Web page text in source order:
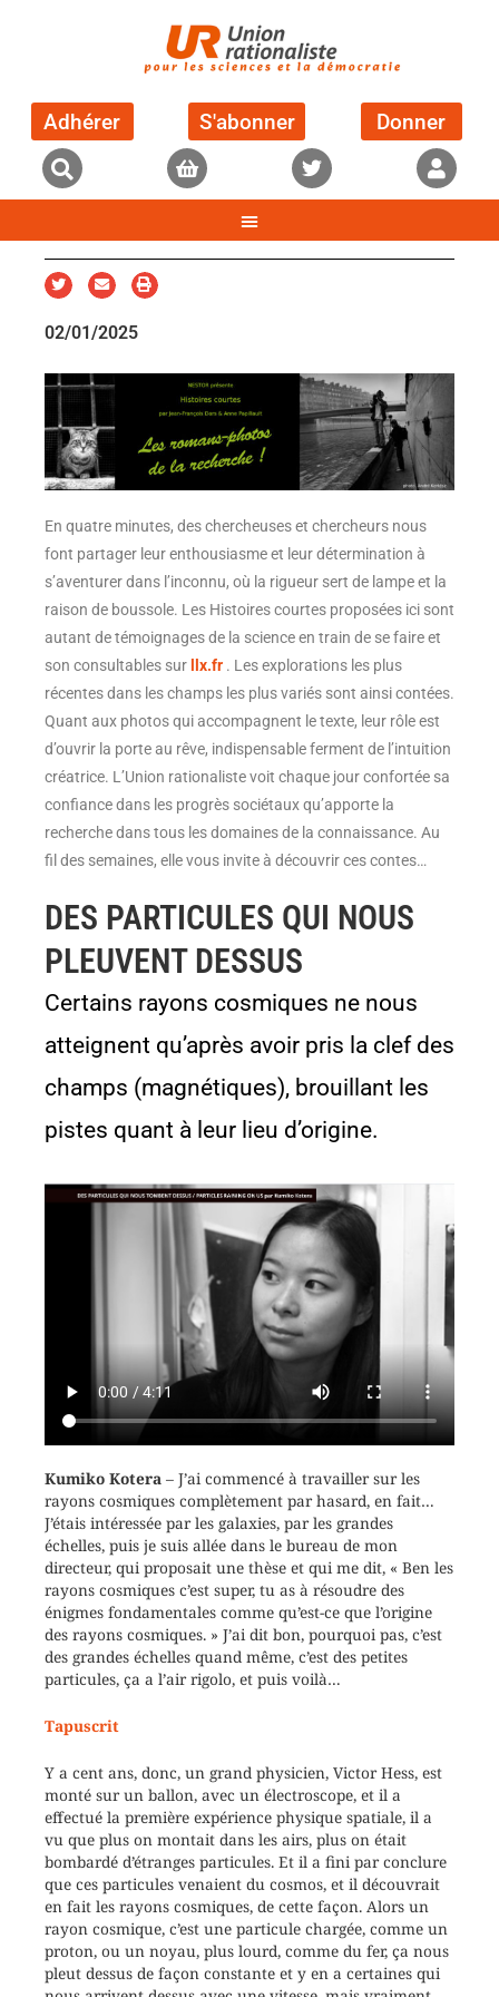
Adhérer S'abonner Donner
02/01/2025
En quatre minutes, des chercheuses et chercheurs nous
font partager leur enthousiasme et leur détermination à
s’aventurer dans l’inconnu, où la rigueur sert de lampe et la
raison de boussole. Les Histoires courtes proposées ici sont
autant de témoignages de la science en train de se faire et
son consultables sur
llx.fr . Les explorations les plus
récentes dans les champs les plus variés sont ainsi contées.
Quant aux photos qui accompagnent le texte, leur rôle est
d’ouvrir la porte au rêve, indispensable ferment de l’intuition
créatrice. L’Union rationaliste voit chaque jour confortée sa
confiance dans les progrès sociétaux qu’apporte la
recherche dans tous les domaines de la connaissance. Au
fil des semaines, elle vous invite à découvrir ces contes…
DES PARTICULES QUI NOUS
PLEUVENT DESSUS
Certains rayons cosmiques ne nous
atteignent qu’après avoir pris la clef des
champs (magnétiques), brouillant les
pistes quant à leur lieu d’origine.
Kumiko Kotera – J’ai commencé à travailler sur les
rayons cosmiques complètement par hasard, en fait…
J’étais intéressée par les galaxies, par les grandes
échelles, puis je suis allée dans le bureau de mon
directeur, qui proposait une thèse et qui me dit, « Ben les
rayons cosmiques c’est super, tu as à résoudre des
énigmes fondamentales comme qu’est-ce que l’origine
des rayons cosmiques. » J’ai dit bon, pourquoi pas, c’est
des grandes échelles quand même, c’est des petites
particules, ça a l’air rigolo, et puis voilà…
Tapuscrit
Y a cent ans, donc, un grand physicien, Victor Hess, est
monté sur un ballon, avec un électroscope, et il a
effectué la première expérience physique spatiale, il a
vu que plus on montait dans les airs, plus on était
bombardé d’étranges particules. Et il a fini par conclure
que ces particules venaient du cosmos, et il découvrait
en fait les rayons cosmiques, de cette façon. Alors un
rayon cosmique, c’est une particule chargée, comme un
proton, ou un noyau, plus lourd, comme du fer, ça nous
pleut dessus de façon constante et y en a certaines qui